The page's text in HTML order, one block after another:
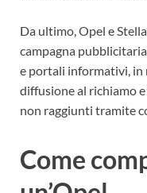
Da ultimo, Opel e
campagna
e portali informativi, in
diffusione al richiamo
non raggiunti tramite
Come